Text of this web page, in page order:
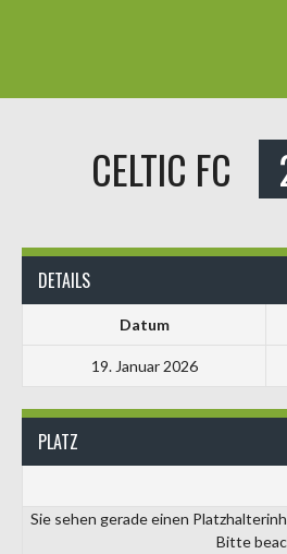
CELTIC FC
DETAILS
Datum
19. Januar 2026
PLATZ
Sie sehen gerade einen
Bitte